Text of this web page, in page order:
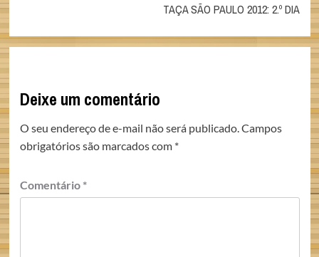
TAÇA SÃO PAULO 2012: 2.º DIA
Deixe um comentário
O seu endereço de e-mail não será publicado.Campos
obrigatórios são marcados com *
Comentário *